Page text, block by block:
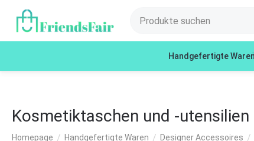
Handgefertigte
Kosmetiktaschen und -utensilien
Homepage / Handgefertigte Waren / Designer Accessoires /